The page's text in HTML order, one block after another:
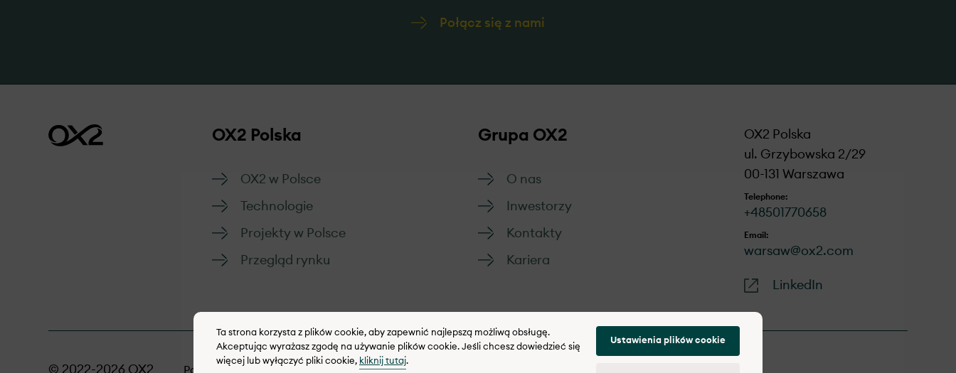
Połącz się z nami
OX2 Polska
OX2 w Polsce
Technologie
Projekty w Polsce
Przegląd rynku
Grupa OX2
O nas
Inwestorzy
Kontakty
Kariera
OX2 Polska
ul. Grzybowska 2/29
00-131 Warszawa
Telephone:
+48501770658
Email:
warsaw@ox2.com
LinkedIn
© 2022-2026 OX2 Polityka dotycząca plików cookies Polityka integralności
Ta strona korzysta z plików cookie, aby zapewnić najlepszą możliwą obsługę.
Akceptując wyrażasz zgodę na używanie plików cookie. Jeśli chcesz dowiedzieć się
więcej lub wyłączyć pliki cookie, kliknij tutaj.
Ustawienia plików cookie